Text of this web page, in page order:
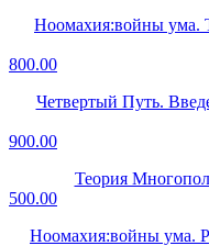
Ноомахия:войны ума.
800.00
Четвертый Путь.
900.00
Теория
500.00
Ноомахия:войны ума.